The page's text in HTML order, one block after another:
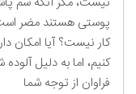
پوستی هستند مضر است؛
کار نیست؟ آیا امکان
کنیم، اما به دلیل
فراوان از توجه شما